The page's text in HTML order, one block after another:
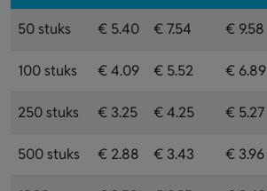
50 stuks € 5.40 € 7.54 € 9.58
100 stuks € 4.09 € 5.52 € 6.89
250 stuks € 3.25 € 4.25 € 5.27
500 stuks € 2.88 € 3.43 € 3.96